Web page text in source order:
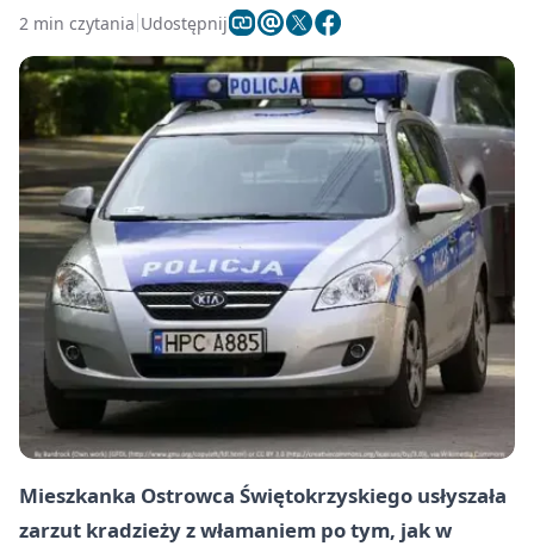
2 min czytania Udostępnij
Mieszkanka Ostrowca Świętokrzyskiego usłyszała
zarzut kradzieży z włamaniem po tym, jak w